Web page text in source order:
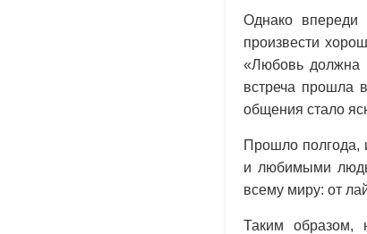
Однако
произвести
«Любовь должна
встреча прошла
общения стало
Прошло полгода,
и любимыми
всему миру: от
Таким образом,